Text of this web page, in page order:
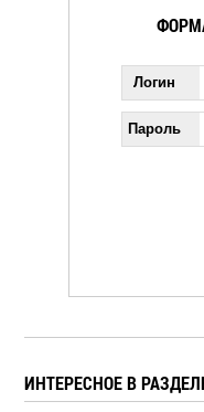
Логин
Пароль
ИНТЕРЕСНОЕ В